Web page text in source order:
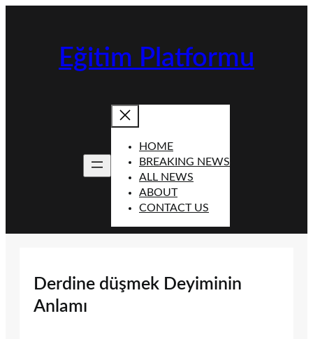
Eğitim Platformu
HOME
BREAKING NEWS
ALL NEWS
ABOUT
CONTACT US
Derdine düşmek Deyiminin
Anlamı